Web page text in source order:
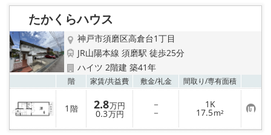
り
たかくらハウス
神戸市須磨区高倉台1丁目
JR山陽本線 須磨駅 徒歩25分
ハイツ 2階建 築41年
階 家賃/共益費 敷金/礼金 間取り/専有面積
1 階 2.8万円
0.3万円
－
－
1K
17.5m² お
気
に